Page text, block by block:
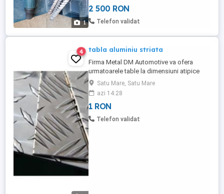
1
2 500 RON
Telefon validat
4 tabla aluminiu striata
Firma Metal DM Automotive va ofera
urmatoarele table la dimensiuni atipice
ramase in urma unui proiect. Tabla
aluminiu striata 1.5x1000x1400 mm Tabla
aluminiu striata 1.5x650x2000 mm Tabla
aluminiu striata 3x800x2000 mm Tabla
aluminiu striata 3x850x1000 mm Tabla
Satu Mare, Satu Mare
azi 14:28
1 RON
Telefon validat